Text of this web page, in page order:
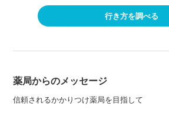
行き方を調べる
薬局からのメッセージ
信頼されるかかりつけ薬局を目指して